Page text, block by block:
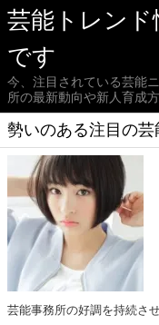
芸能トレン
です
今、注目されている芸能
所の最新動向や新人育成
勢いのある注目の芸
芸能事務所の好調を持続さ